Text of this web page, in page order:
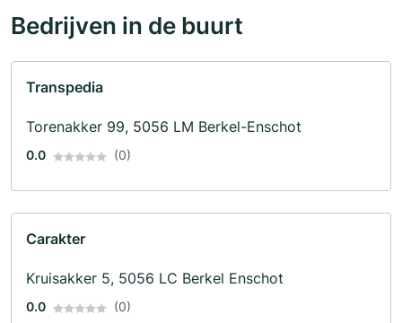
Bedrijven in de buurt
Transpedia
Torenakker 99, 5056 LM Berkel-Enschot
0.0 (0)
Carakter
Kruisakker 5, 5056 LC Berkel Enschot
0.0 (0)